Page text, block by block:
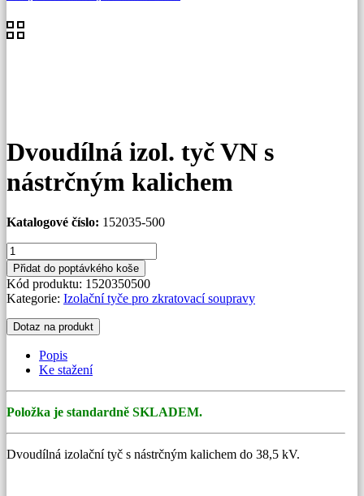
Dvoudílná izol. tyč VN s
nástrčným kalichem
Katalogové číslo: 152035-500
Dvoudílná
izol.
tyč
VN
s
nástrčným
kalichem
množství
Přidat do poptávkého koše
Kód produktu: 1520350500
Kategorie: Izolační tyče pro zkratovací soupravy
Dotaz na produkt
Popis
Ke stažení
Položka je standardně SKLADEM.
Dvoudílná izolační tyč s nástrčným kalichem do 38,5 kV.